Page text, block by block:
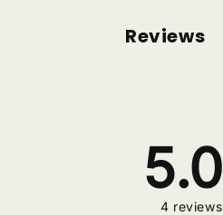
Reviews
5.0
4 reviews